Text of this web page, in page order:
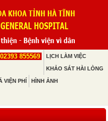
02393 855569 LỊCH LÀM VIỆC
KHẢO SÁT HÀI LÒNG
VIỆN PHÍ HÌNH ẢNH